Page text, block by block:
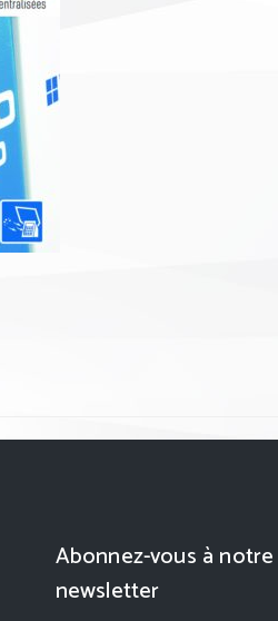
Abonnez-vous à notre
newsletter